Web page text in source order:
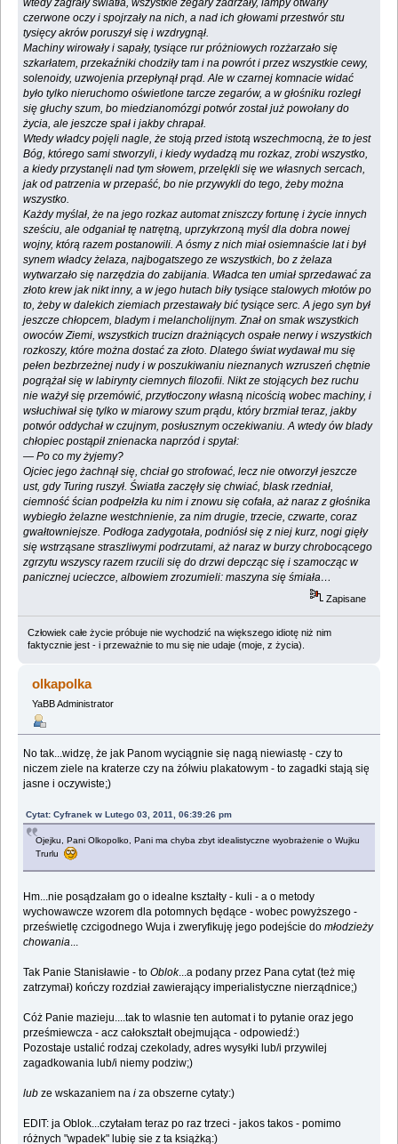
wtedy zagrały światła, wszystkie zegary zadrżały, lampy otwarły
czerwone oczy i spojrzały na nich, a nad ich głowami przestwór stu
tysięcy akrów poruszył się i wzdrygnął.
Machiny wirowały i sapały, tysiące rur próżniowych rozżarzało się
szkarłatem, przekaźniki chodziły tam i na powrót i przez wszystkie cewy,
solenoidy, uzwojenia przepłynął prąd. Ale w czarnej komnacie widać
było tylko nieruchomo oświetlone tarcze zegarów, a w głośniku rozległ
się głuchy szum, bo miedzianomózgi potwór został już powołany do
życia, ale jeszcze spał i jakby chrapał.
Wtedy władcy pojęli nagle, że stoją przed istotą wszechmocną, że to jest
Bóg, którego sami stworzyli, i kiedy wydadzą mu rozkaz, zrobi wszystko,
a kiedy przystanęli nad tym słowem, przelękli się we własnych sercach,
jak od patrzenia w przepaść, bo nie przywykli do tego, żeby można
wszystko.
Każdy myślał, że na jego rozkaz automat zniszczy fortunę i życie innych
sześciu, ale odganiał tę natrętną, uprzykrzoną myśl dla dobra nowej
wojny, którą razem postanowili. A ósmy z nich miał osiemnaście lat i był
synem władcy żelaza, najbogatszego ze wszystkich, bo z żelaza
wytwarzało się narzędzia do zabijania. Władca ten umiał sprzedawać za
złoto krew jak nikt inny, a w jego hutach biły tysiące stalowych młotów po
to, żeby w dalekich ziemiach przestawały bić tysiące serc. A jego syn był
jeszcze chłopcem, bladym i melancholijnym. Znał on smak wszystkich
owoców Ziemi, wszystkich trucizn drażniących ospałe nerwy i wszystkich
rozkoszy, które można dostać za złoto. Dlatego świat wydawał mu się
pełen bezbrzeżnej nudy i w poszukiwaniu nieznanych wzruszeń chętnie
pogrążał się w labirynty ciemnych filozofii. Nikt ze stojących bez ruchu
nie ważył się przemówić, przytłoczony własną nicością wobec machiny, i
wsłuchiwał się tylko w miarowy szum prądu, który brzmiał teraz, jakby
potwór oddychał w czujnym, posłusznym oczekiwaniu. A wtedy ów blady
chłopiec postąpił znienacka naprzód i spytał:
— Po co my żyjemy?
Ojciec jego żachnął się, chciał go strofować, lecz nie otworzył jeszcze
ust, gdy Turing ruszył. Światła zaczęły się chwiać, blask rzedniał,
ciemność ścian podpełzła ku nim i znowu się cofała, aż naraz z głośnika
wybiegło żelazne westchnienie, za nim drugie, trzecie, czwarte, coraz
gwałtowniejsze. Podłoga zadygotała, podniósł się z niej kurz, nogi gięły
się wstrząsane straszliwymi podrzutami, aż naraz w burzy chrobocącego
zgrzytu wszyscy razem rzucili się do drzwi depcząc się i szamocząc w
panicznej ucieczce, albowiem zrozumieli: maszyna się śmiała…
Zapisane
Człowiek całe życie próbuje nie wychodzić na większego idiotę niż nim
faktycznie jest - i przeważnie to mu się nie udaje (moje, z życia).
olkapolka
YaBB Administrator
No tak...widzę, że jak Panom wyciągnie się nagą niewiastę - czy to
niczem ziele na kraterze czy na żółwiu plakatowym - to zagadki stają się
jasne i oczywiste;)
Cytat: Cyfranek w Lutego 03, 2011, 06:39:26 pm
Ojejku, Pani Olkopolko, Pani ma chyba zbyt idealistyczne wyobrażenie o Wujku
Trurlu
Hm...nie posądzałam go o idealne kształty - kuli - a o metody
wychowawcze wzorem dla potomnych będące - wobec powyższego -
prześwietlę czcigodnego Wuja i zweryfikuję jego podejście domłodzieży
chowania
Tak Panie Stanisławie - to Oblok...a podany przez Pana cytat (też mię
zatrzymał) kończy rozdział zawierający imperialistyczne nierządnice;)
Cóż Panie mazieju....tak to wlasnie ten automat i to pytanie oraz jego
prześmiewcza - acz całokształt obejmująca - odpowiedź:)
Pozostaje ustalić rodzaj czekolady, adres wysyłki lub/i przywilej
zagadkowania lub/i niemy podziw;)
lub ze wskazaniem na iza obszerne cytaty:)
EDIT: ja Oblok...czytałam teraz po raz trzeci - jakos takos - pomimo
różnych "wpadek" lubię sie z ta książką:)